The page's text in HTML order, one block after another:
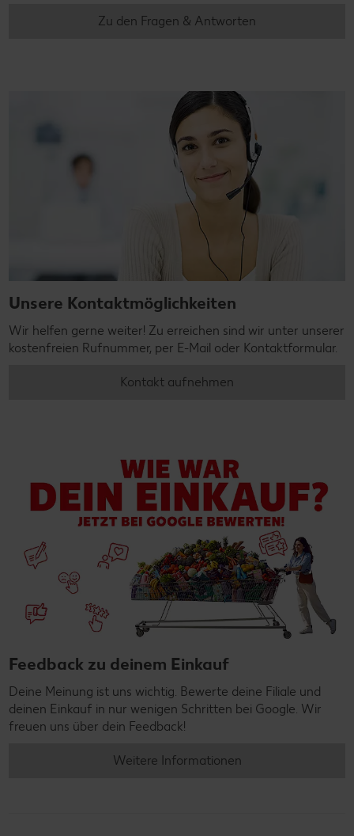
Zu den Fragen & Antworten
Unsere Kontaktmöglichkeiten
Wir helfen gerne weiter! Zu erreichen sind wir unter unserer
kostenfreien Rufnummer, per E-Mail oder Kontaktformular.
Kontakt aufnehmen
Feedback zu deinem Einkauf
Deine Meinung ist uns wichtig. Bewerte deine Filiale und
deinen Einkauf in nur wenigen Schritten bei Google. Wir
freuen uns über dein Feedback!
Weitere Informationen